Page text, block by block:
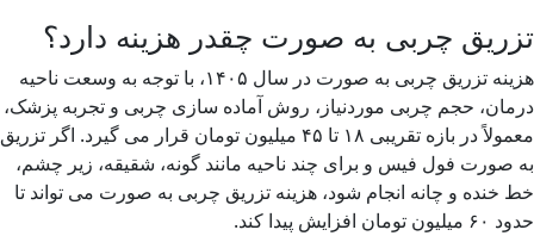
تزریق چربی به صورت چقدر هزینه دارد؟
هزینه تزریق چربی به صورت در سال ۱۴۰۵، با توجه به وسعت ناحیه
درمان، حجم چربی موردنیاز، روش آماده سازی چربی و تجربه پزشک،
معمولاً در بازه تقریبی ۱۸ تا ۴۵ میلیون تومان قرار می گیرد. اگر تزریق
به صورت فول فیس و برای چند ناحیه مانند گونه، شقیقه، زیر چشم،
خط خنده و چانه انجام شود، هزینه تزریق چربی به صورت می تواند تا
حدود ۶۰ میلیون تومان افزایش پیدا کند.